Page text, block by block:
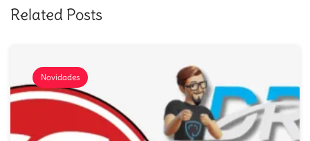
Related Posts
Novidades